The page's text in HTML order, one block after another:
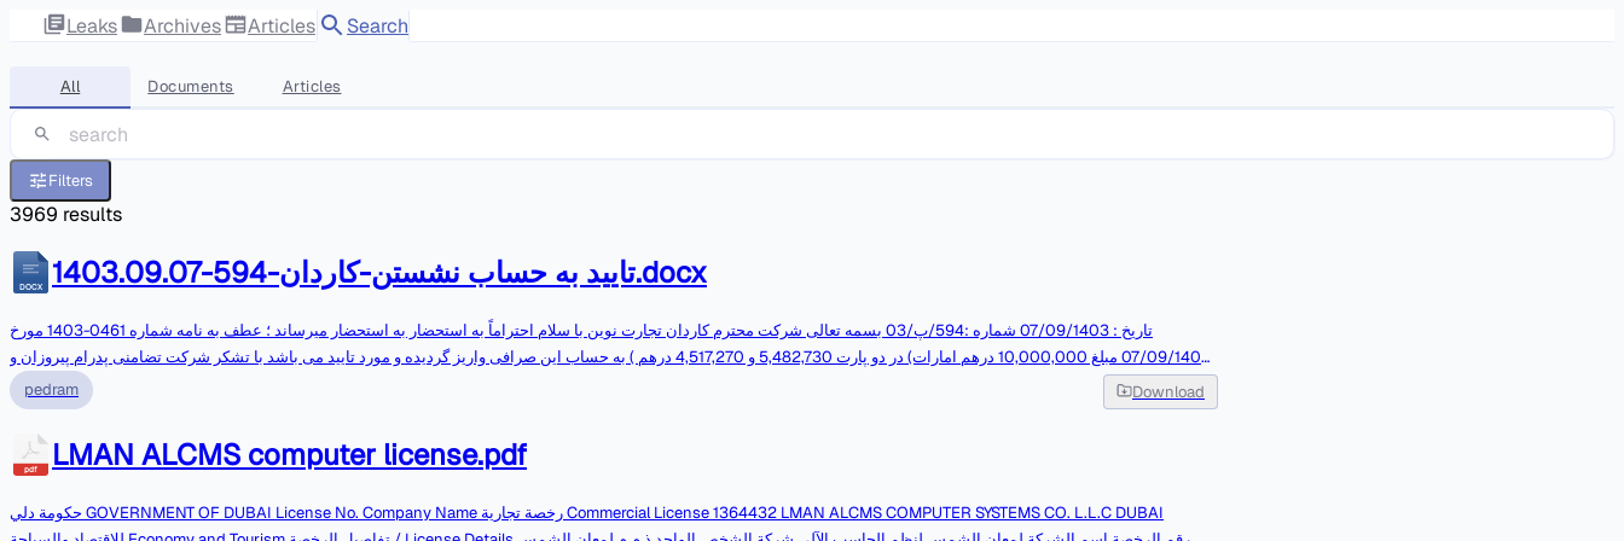
Leaks Archives Articles Search
All Documents Articles
Filters
3969 results
DOCX 1403.09.07-594-تایید به حساب نشستن-کاردان.docx
تاریخ : 07/09/1403 شماره :594/پ/03 بسمه تعالی شرکت محترم کاردان تجارت نوین با سلام احتراماً به استحضار به استحضار میرساند ؛ عطف به نامه شماره 0461-1403 مورخ
07/09/1403 مبلغ 10,000,000 درهم امارات) در دو پارت 5,482,730 و 4,517,270 درهم ) به حساب این صرافی واریز گردیده و مورد تایید می باشد با تشکر شرکت تضامنی پدرام پیروزان و
شرکاء,تاریخ,:,07/09/1403,شماره,:,594,/,پ,/,03,بسمه,تعالی,شرکت,محترم,کاردان,تجارت,نوین,با,سلام,احتراماً,به,استحضار,به,استحضار,میرساند,؛,عطف,به,نامه,شماره,0461-
1403,مورخ,07/09/1403,مبلغ,10,000,000,درهم,امارات,),در,دو,پارت,5,482,730,و,4,517,270,درهم,),به,حساب,این,صرافی,واریز,گردیده,و,مورد,تایید,می,باشد,با,تشکر,شرکت,تضامنی,پدرا
م,پیروزان,و,شرکاء
pedram Download
pdf LMAN ALCMS computer license.pdf
حكومة دلي GOVERNMENT OF DUBAI License No. Company Name رخصة تجارية Commercial License 1364432 LMAN ALCMS COMPUTER SYSTEMS CO. L.L.C DUBAI